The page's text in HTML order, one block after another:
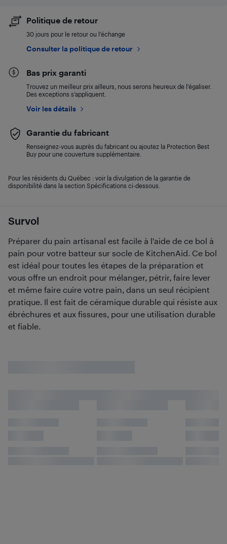
Survol
Préparer du pain artisanal est facile à l'aide de ce bol à
pain pour votre batteur sur socle de KitchenAid. Ce bol
est idéal pour toutes les étapes de la préparation et
vous offre un endroit pour mélanger, pétrir, faire lever
et même faire cuire votre pain, dans un seul récipient
pratique. Il est fait de céramique durable qui résiste aux
ébréchures et aux fissures, pour une utilisation durable
et fiable.
Politique de retour
30 jours pour le retour ou l’échange
Consulter la politique de retour
Bas prix garanti
Trouvez un meilleur prix ailleurs, nous serons heureux de l’égaliser.
Des exceptions s’appliquent.
Voir les détails
Garantie du fabricant
Renseignez-vous auprès du fabricant ou ajoutez la Protection Best
Buy pour une couverture supplémentaire.
Pour les résidents du Québec : voir la divulgation de la garantie de
disponibilité dans la section Spécifications ci-dessous.